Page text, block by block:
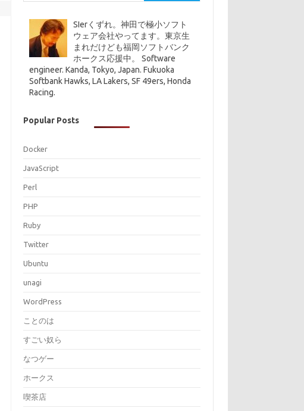
SIerくずれ。神田で極小ソフト
ウェア会社やってます。東京生
まれだけども福岡ソフトバンク
ホークス応援中。 Software
engineer. Kanda, Tokyo, Japan. Fukuoka
Softbank Hawks, LA Lakers, SF 49ers, Honda
Racing.
Popular Posts
Docker
JavaScript
Perl
PHP
Ruby
Twitter
Ubuntu
unagi
WordPress
ことのは
すごい奴ら
なつゲー
ホークス
喫茶店